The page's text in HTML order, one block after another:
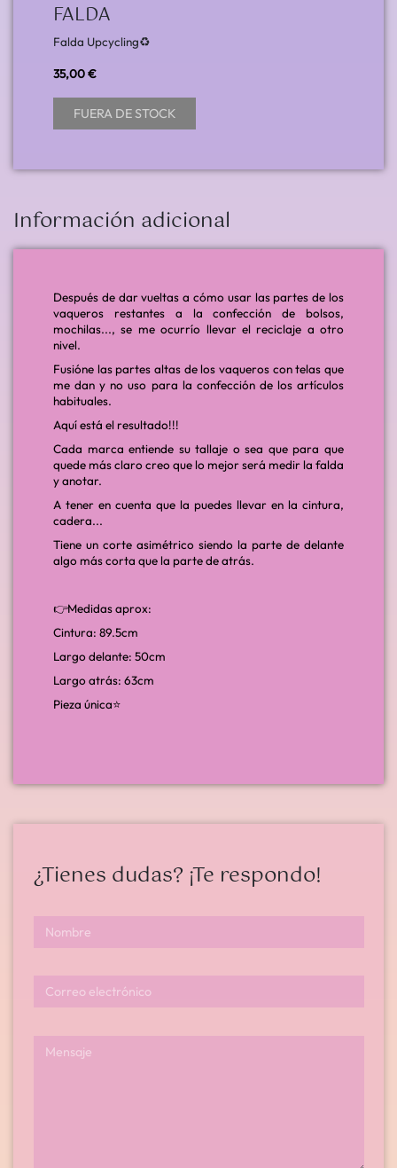
FALDA
Falda Upcycling♻️
35,00 €
FUERA DE STOCK
Información adicional
Después de dar vueltas a cómo usar las partes de los
vaqueros restantes a la confección de bolsos,
mochilas..., se me ocurrío llevar el reciclaje a otro
nivel.
Fusióne las partes altas de los vaqueros con telas que
me dan y no uso para la confección de los artículos
habituales.
Aquí está el resultado!!!
Cada marca entiende su tallaje o sea que para que
quede más claro creo que lo mejor será medir la falda
y anotar.
A tener en cuenta que la puedes llevar en la cintura,
cadera...
Tiene un corte asimétrico siendo la parte de delante
algo más corta que la parte de atrás.
👉Medidas aprox:
Cintura: 89.5cm
Largo delante: 50cm
Largo atrás: 63cm
Pieza única⭐️
¿Tienes dudas? ¡Te respondo!